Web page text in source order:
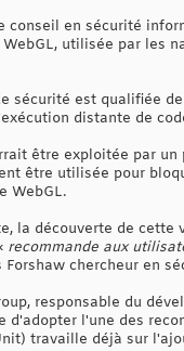
conseil en sécurité
utilisée par les
sécurité est qualifiée
distante de
être exploitée par
être utilisée pour
WebGL.
la découverte de
recommande aux
Forshaw chercheur en
responsable du
d'adopter l'une des
travaille déjà sur